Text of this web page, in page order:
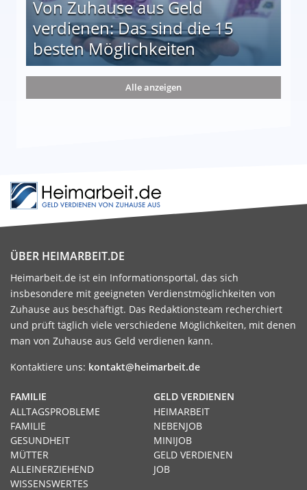
Von Zuhause aus Geld
verdienen: Das sind die 15
besten Möglichkeiten
die 15 besten Möglichkeiten
Alle anzeigen
ÜBER HEIMARBEIT.DE
Heimarbeit.de ist ein Informationsportal, das sich
insbesondere mit geeigneten Verdienstmöglichkeiten von
Zuhause aus beschäftigt. Das Redaktionsteam recherchiert
und prüft täglich viele verschiedene Möglichkeiten, mit denen
man von Zuhause aus Geld verdienen kann.
Kontaktiere uns: kontakt@heimarbeit.de
GELD VERDIENEN
HEIMARBEIT
NEBENJOB
MINIJOB
GELD VERDIENEN
JOB
FAMILIE
ALLTAGSPROBLEME
FAMILIE
GESUNDHEIT
MÜTTER
ALLEINERZIEHEND
WISSENSWERTES